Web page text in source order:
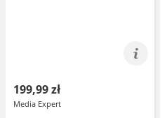
199,99 zł
Media Expert